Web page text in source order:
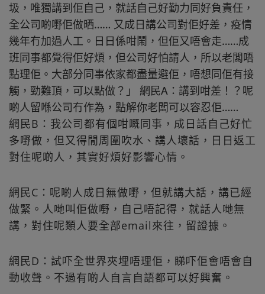
圾，唯獨講到佢自己，就話自己好勤力同好負責任，
全公司啲嘢佢做晒…… 又成日講公司對佢好差，疫情
幾年冇加過人工。日日係咁鬧，但佢又唔會走……成
班同事都覺得佢好煩，但公司好怕請人，所以老闆唔
點理佢。大部分同事依家都盡量避佢，唔想同佢有接
觸，勁難頂，可以點做？」 網民A：講到咁差！？呢
啲人留喺公司冇作為，點解你老闆可以容忍佢……
網民B：我公司都有個咁嘅同事，成日話自己好忙
多嘢做，但又得閒周圍吹水、講人壞話，日日返工
對住呢啲人，其實好煩好影響心情。
網民C：呢啲人成日無做嘢，但就講大話，講已經
做緊。人哋叫佢做嘢，自己唔記得，就話人哋無
講，對住呢類人要全部email來往，留證據。
網民D：試吓全世界夾埋唔理佢，睇吓佢會唔會自
動收聲。不過有啲人自言自語都可以好興奮。